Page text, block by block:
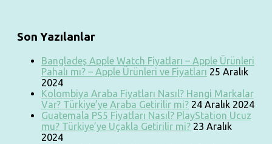
Son Yazılanlar
Bangladeş Apple Watch Fiyatları – Apple Ürünleri
Pahalı mı? – Apple Ürünleri ve Fiyatları 25 Aralık
2024
Kolombiya Araba Fiyatları Nasıl? Hangi Markalar
Var? Türkiye’ye Araba Getirilir mi? 24 Aralık 2024
Guatemala PS5 Fiyatları Nasıl? PlayStation Ucuz
mu? Türkiye’ye Uçakla Getirilir mi? 23 Aralık
2024